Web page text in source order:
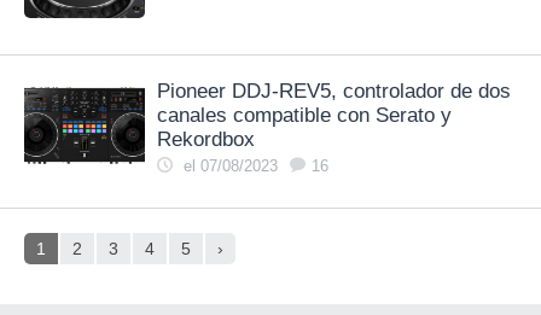
Pioneer DDJ-REV5, controlador de dos
canales compatible con Serato y
Rekordbox
el 07/08/2023 16
1 2 3 4 5 ›